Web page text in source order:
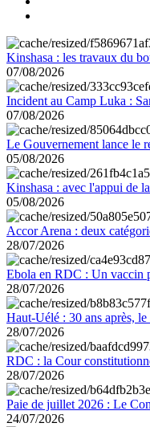
Kinshasa : les travaux du
07/08/2026
Incident au Camp Luka :
07/08/2026
Le Gouvernement lance le
05/08/2026
Kinshasa : avec l'appui de
05/08/2026
Accor Arena : deux
28/07/2026
Ebola en RDC : Un vaccin
28/07/2026
Haut-Uélé : 30 ans après,
28/07/2026
RDC : la Cour
28/07/2026
Paie de juillet 2026 : Le
24/07/2026